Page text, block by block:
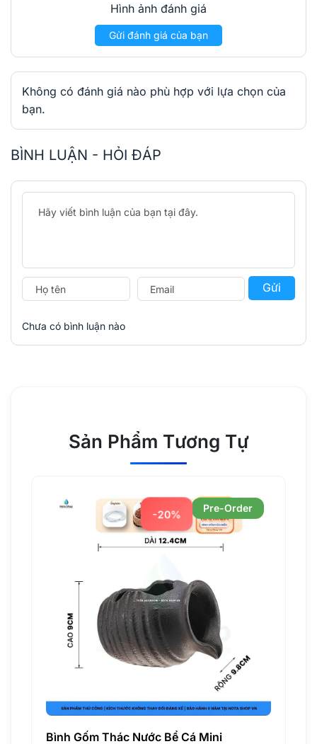
Hình ảnh đánh giá
Gửi đánh giá của bạn
Không có đánh giá nào phù hợp với lựa chọn của
bạn.
BÌNH LUẬN - HỎI ĐÁP
Gửi
Chưa có bình luận nào
Sản Phẩm Tương Tự
-20% Pre-Order
Bình Gốm Thác Nước Bể Cá Mini